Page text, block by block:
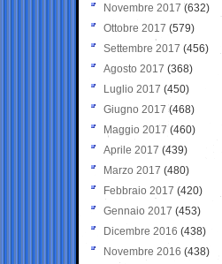
Novembre 2017 (632)
Ottobre 2017 (579)
Settembre 2017 (456)
Agosto 2017 (368)
Luglio 2017 (450)
Giugno 2017 (468)
Maggio 2017 (460)
Aprile 2017 (439)
Marzo 2017 (480)
Febbraio 2017 (420)
Gennaio 2017 (453)
Dicembre 2016 (438)
Novembre 2016 (438)